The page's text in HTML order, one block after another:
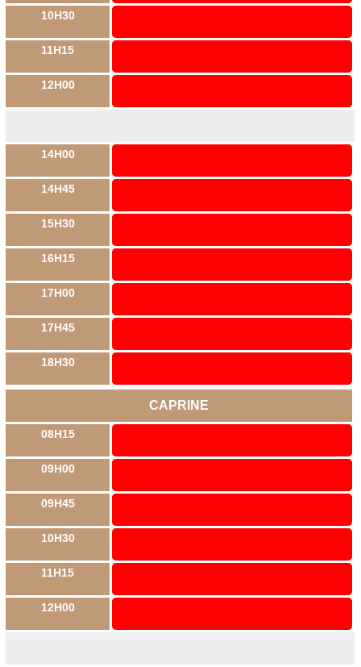
10H30
11H15
12H00
14H00
14H45
15H30
16H15
17H00
17H45
18H30
CAPRINE
08H15
09H00
09H45
10H30
11H15
12H00